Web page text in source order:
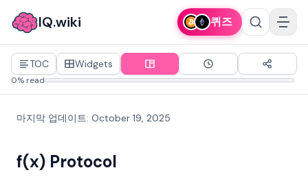
IQ.wiki 퀴즈
TOC Widgets
0% read
마지막 업데이트: October 19, 2025
f(x) Protocol